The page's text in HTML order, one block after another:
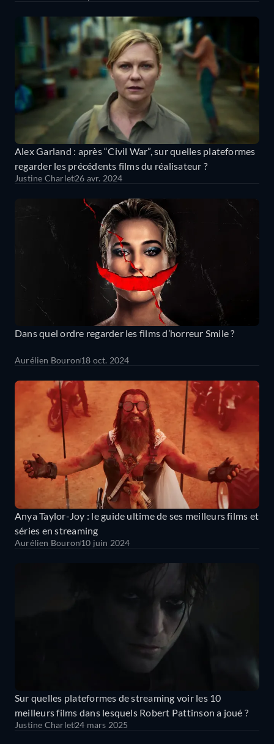
Alex Garland : après “Civil War”, sur quelles plateformes
regarder les précédents films du réalisateur ?
Justine Charlet26 avr. 2024
Dans quel ordre regarder les films d’horreur Smile ?
Aurélien Bouron18 oct. 2024
Anya Taylor-Joy : le guide ultime de ses meilleurs films et
séries en streaming
Aurélien Bouron10 juin 2024
Sur quelles plateformes de streaming voir les 10
meilleurs films dans lesquels Robert Pattinson a joué ?
Justine Charlet24 mars 2025